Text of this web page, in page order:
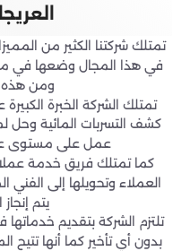
تمتلك شركتنا الكثير من
في هذا المجال وضعها في
ومن هذه
تمتلك الشركة الخبرة
كشف التسربات المائية وحل
عمل على مستوى
كما تمتلك فريق خدمة
العملاء وتحويلها إلى
يتم
تلتزم الشركة بتقديم
بدون أي تأخير كما أنها تتيح